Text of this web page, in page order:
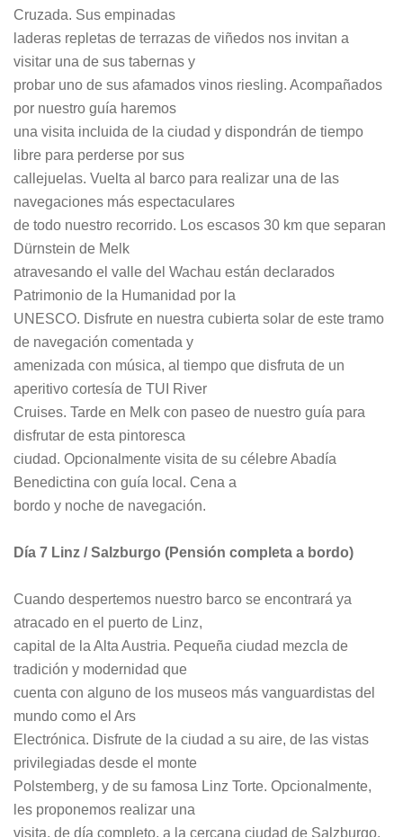
Cruzada. Sus empinadas
laderas repletas de terrazas de viñedos nos invitan a
visitar una de sus tabernas y
probar uno de sus afamados vinos riesling. Acompañados
por nuestro guía haremos
una visita incluida de la ciudad y dispondrán de tiempo
libre para perderse por sus
callejuelas. Vuelta al barco para realizar una de las
navegaciones más espectaculares
de todo nuestro recorrido. Los escasos 30 km que separan
Dürnstein de Melk
atravesando el valle del Wachau están declarados
Patrimonio de la Humanidad por la
UNESCO. Disfrute en nuestra cubierta solar de este tramo
de navegación comentada y
amenizada con música, al tiempo que disfruta de un
aperitivo cortesía de TUI River
Cruises. Tarde en Melk con paseo de nuestro guía para
disfrutar de esta pintoresca
ciudad. Opcionalmente visita de su célebre Abadía
Benedictina con guía local. Cena a
bordo y noche de navegación.
Día 7 Linz / Salzburgo (Pensión completa a bordo)
Cuando despertemos nuestro barco se encontrará ya
atracado en el puerto de Linz,
capital de la Alta Austria. Pequeña ciudad mezcla de
tradición y modernidad que
cuenta con alguno de los museos más vanguardistas del
mundo como el Ars
Electrónica. Disfrute de la ciudad a su aire, de las vistas
privilegiadas desde el monte
Polstemberg, y de su famosa Linz Torte. Opcionalmente,
les proponemos realizar una
visita, de día completo, a la cercana ciudad de Salzburgo.